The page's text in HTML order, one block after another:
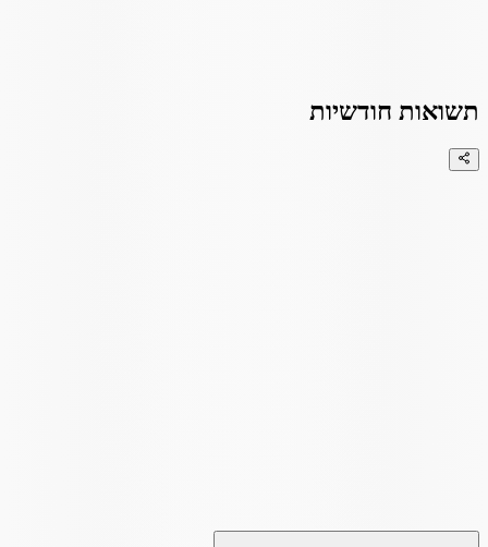
תשואות חודשיות